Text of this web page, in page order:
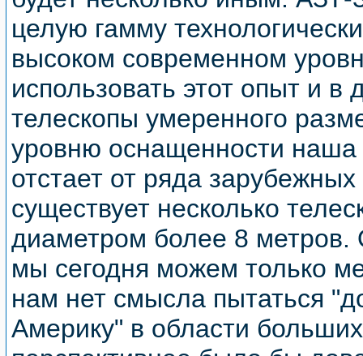
целую гамму
высоком современном
использовать этот опыт и
телескопы умеренного
уровню оснащенности наша
отстает от ряда
существует несколько
диаметром более 8
мы сегодня можем только
нам нет смысла пытаться
Америку" в области